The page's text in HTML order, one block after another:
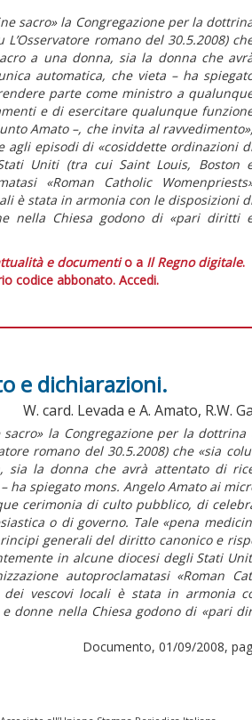
sacro» la Congregazione per la
romano del 30.5.2008)
a una donna, sia la donna che
automatica, che vieta – ha
parte come ministro a
e di esercitare qualunque
Amato –, che invita al ravvedimento»,
episodi di «cosiddette ordinazioni
Uniti (tra cui Saint Louis, Boston
«Roman Catholic
è stata in armonia con le disposizioni
nella Chiesa godono di «pari diritti
e documentio a Il Regno digitale.
codice abbonato. Accedi.
e dichiarazioni.
W. card. Levada e A. Amato, R.W.
la Congregazione per la dottrina
romano del 30.5.2008) che «sia
sia la donna che avrà attentato di
ha spiegato mons. Angelo Amato ai
cerimonia di culto pubblico, di
o di governo. Tale «pena
generali del diritto canonico e
in alcune diocesi degli Stati
autoproclamatasi «Roman
dei vescovi locali è stata in armonia
donne nella Chiesa godono di «pari
Documento, 01/09/2008,